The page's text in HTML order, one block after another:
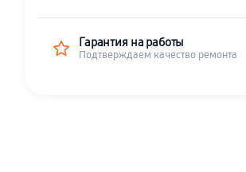
Гарантия на работы
Подтверждаем качество ремонта